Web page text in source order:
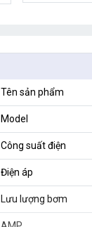
Đã bán: 539
Tên sản phẩm
Model
Công suất điện
Điện áp
Lưu lượng bơm